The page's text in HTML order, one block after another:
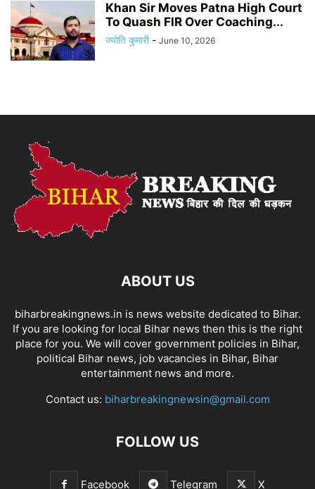
Khan Sir Moves Patna High Court
To Quash FIR Over Coaching...
ज्योति कुमारी - June 10, 2026
ABOUT US
biharbreakingnews.in is news website dedicated to Bihar.
If you are looking for local Bihar news then this is the right
place for you. We will cover government policies in Bihar,
political Bihar news, job vacancies in Bihar, Bihar
entertainment news and more.
Contact us: biharbreakingnewsin@gmail.com
FOLLOW US
Facebook Telegram X